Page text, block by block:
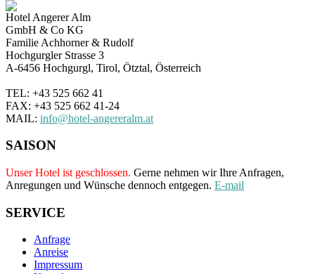
Hotel Angerer Alm
GmbH & Co KG
Familie Achhorner & Rudolf
Hochgurgler Strasse 3
A-6456 Hochgurgl, Tirol, Ötztal, Österreich
TEL: +43 525 662 41
FAX: +43 525 662 41-24
MAIL: info@hotel-angereralm.at
SAISON
Unser Hotel ist geschlossen. Gerne nehmen wir Ihre Anfragen,
Anregungen und Wünsche dennoch entgegen. E-mail
SERVICE
Anfrage
Anreise
Impressum